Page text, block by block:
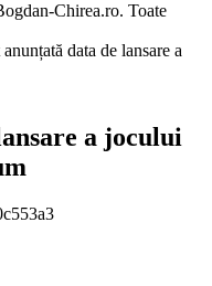
Chirea.ro. Toate
data de lansare a
a jocului